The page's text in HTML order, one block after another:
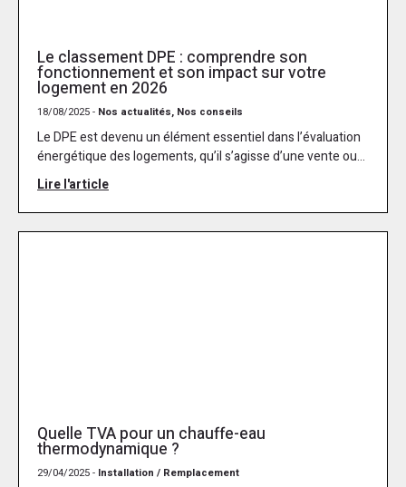
Le classement DPE : comprendre son
fonctionnement et son impact sur votre
logement en 2026
18/08/2025 - Nos actualités, Nos conseils
Le DPE est devenu un élément essentiel dans l’évaluation
énergétique des logements, qu’il s’agisse d’une vente ou...
Lire l'article
Quelle TVA pour un chauffe-eau
thermodynamique ?
29/04/2025 - Installation / Remplacement